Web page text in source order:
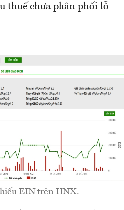
thuế chưa phân phối lỗ
EIN trên HNX.